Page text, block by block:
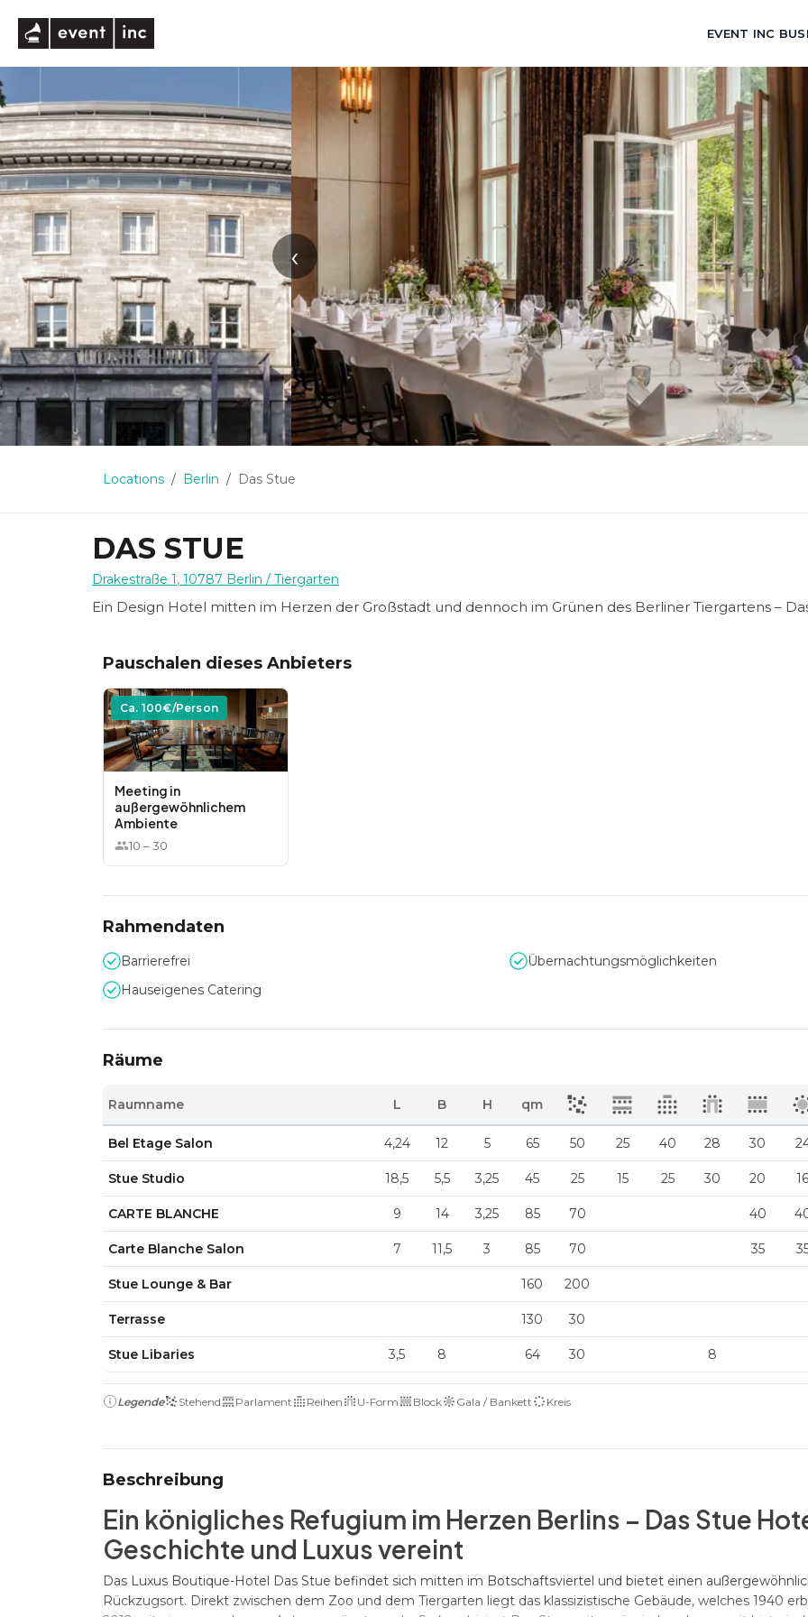
EVENT INC
‹
Locations Berlin Das Stue
DAS STUE
Drakestraße 1, 10787 Berlin / Tiergarten
Ein Design Hotel mitten im Herzen der Großstadt und dennoch im Grünen des Berliner Tiergartens –
Pauschalen dieses Anbieters
Ca. 100€/Person
Meeting in
außergewöhnlichem
Ambiente
10 –30
Rahmendaten
Barrierefrei
Übernachtungsmöglichkeiten
Hauseigenes Catering
Räume
Raumname L B H qm
Bel Etage Salon 4,24 12 5 65 50 25 40 28 30
Stue Studio 18,5 5,5 3,25 45 25 15 25 30 20 16
CARTE BLANCHE 9 14 3,25 85 70 40
Carte Blanche Salon 7 11,5 3 85 70 35
Stue Lounge & Bar 160 200
Terrasse 130 30
Stue Libaries 3,5 8 64 30 8
Legende Stehend Parlament Reihen U-Form Block Gala / Bankett Kreis
Beschreibung
Ein königliches Refugium im Herzen Berlins – Das Stue
Geschichte und Luxus vereint
Das Luxus Boutique-Hotel Das Stue befindet sich mitten im Botschaftsviertel und bietet einen
Rückzugsort. Direkt zwischen dem Zoo und dem Tiergarten liegt das klassizistische Gebäude, welches 1940